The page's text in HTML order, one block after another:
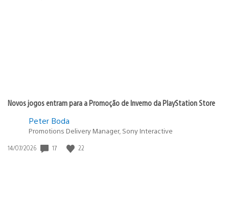
Novos jogos entram para a Promoção de Inverno da PlayStation Store
Peter Boda
Promotions Delivery Manager, Sony Interactive
Data
14/07/2026 17 22